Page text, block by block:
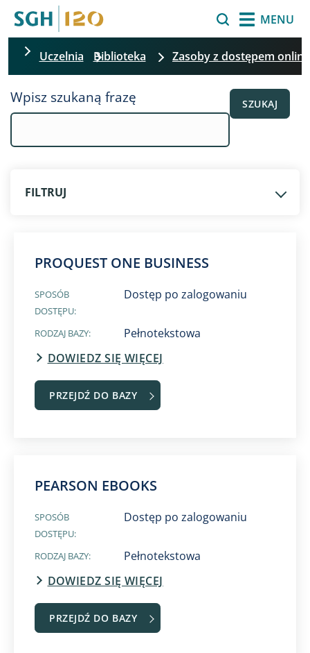
MENU
Uczelnia Biblioteka Zasoby z dostępem online
Wpisz szukaną frazę SZUKAJ
FILTRUJ
PROQUEST ONE BUSINESS
SPOSÓB
DOSTĘPU:
Dostęp po zalogowaniu
RODZAJ BAZY:
Pełnotekstowa
DOWIEDZ SIĘ WIĘCEJ
PRZEJDŹ DO BAZY
PEARSON EBOOKS​
SPOSÓB
DOSTĘPU:
Dostęp po zalogowaniu
RODZAJ BAZY:
Pełnotekstowa
DOWIEDZ SIĘ WIĘCEJ
PRZEJDŹ DO BAZY